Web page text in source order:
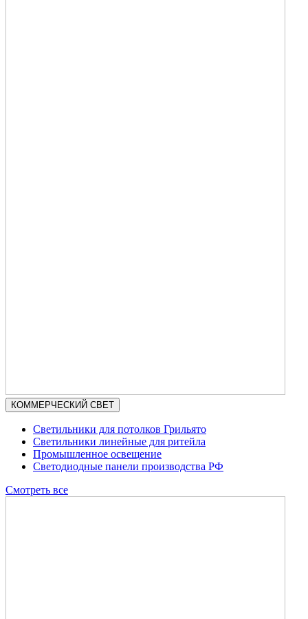
КОММЕРЧЕСКИЙ СВЕТ
Светильники для потолков Грильято
Светильники линейные для ритейла
Промышленное освещение
Светодиодные панели производства РФ
Смотреть все